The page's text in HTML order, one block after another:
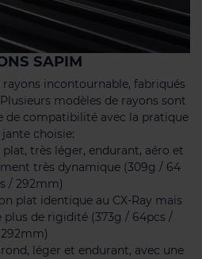
SAPIM
incontournable, fabriqués
modèles de rayons sont
de compatibilité avec la pratique
choisie:
plat, très léger, endurant, aéro et
très dynamique (309g / 64
/ 292mm)
plat identique au CX-Ray mais
plus de rigidité (373g / 64pcs /
292mm)
léger et endurant, avec une